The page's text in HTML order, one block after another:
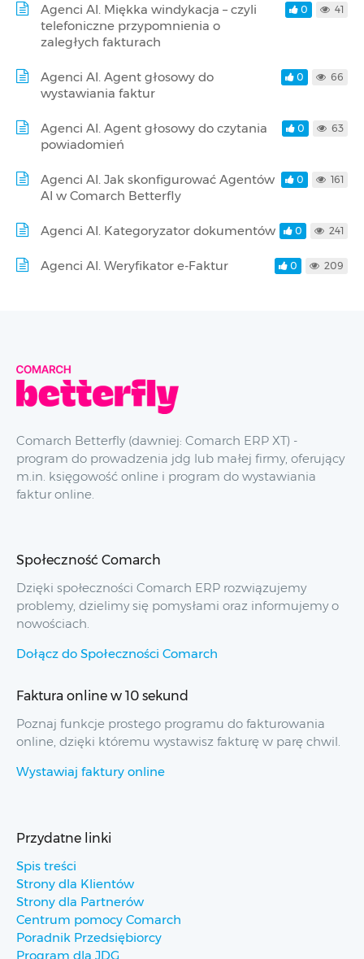
Agenci AI. Miękka windykacja – czyli
telefoniczne przypomnienia o
zaległych fakturach
0 41
Agenci AI. Agent głosowy do
wystawiania faktur
0 66
Agenci AI. Agent głosowy do czytania
powiadomień
0 63
Agenci AI. Jak skonfigurować Agentów
AI w Comarch Betterfly
0 161
Agenci AI. Kategoryzator dokumentów 0 241
Agenci AI. Weryfikator e-Faktur 0 209
Comarch Betterfly (dawniej: Comarch ERP XT) -
program do prowadzenia jdg lub małej firmy, oferujący
m.in. księgowość online i program do wystawiania
faktur online.
Społeczność Comarch
Dzięki społeczności Comarch ERP rozwiązujemy
problemy, dzielimy się pomysłami oraz informujemy o
nowościach.
Dołącz do Społeczności Comarch
Faktura online w 10 sekund
Poznaj funkcje prostego programu do fakturowania
online, dzięki któremu wystawisz fakturę w parę chwil.
Wystawiaj faktury online
Przydatne linki
Spis treści
Strony dla Klientów
Strony dla Partnerów
Centrum pomocy Comarch
Poradnik Przedsiębiorcy
Program dla JDG